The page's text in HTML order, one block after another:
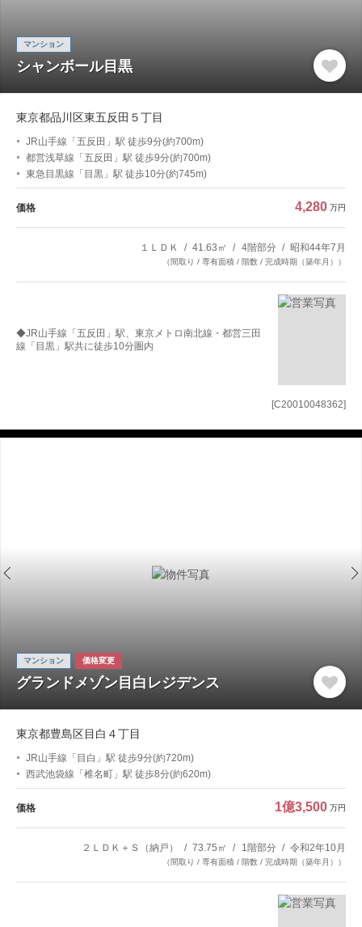
[C20010048362]
マンション
シャンボール目黒
東京都品川区東五反田５丁目
JR山手線「五反田」駅 徒歩9分(約700m)
都営浅草線「五反田」駅 徒歩9分(約700m)
東急目黒線「目黒」駅 徒歩10分(約745m)
価格 4,280 万円
１ＬＤＫ 41.63㎡ 4階部分 昭和44年7月
（間取り / 専有面積 / 階数 / 完成時期（築年月））
◆JR山手線「五反田」駅、東京メトロ南北線・都営三田
線「目黒」駅共に徒歩10分圏内
マンション 価格変更
グランドメゾン目白レジデンス
東京都豊島区目白４丁目
JR山手線「目白」駅 徒歩9分(約720m)
西武池袋線「椎名町」駅 徒歩8分(約620m)
価格 1億3,500 万円
２ＬＤＫ＋Ｓ（納戸） 73.75㎡ 1階部分 令和2年10月
（間取り / 専有面積 / 階数 / 完成時期（築年月））